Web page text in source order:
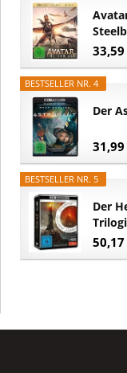
33,59
BESTSELLER NR. 4
Der
31,99
BESTSELLER NR. 5
Der
50,17